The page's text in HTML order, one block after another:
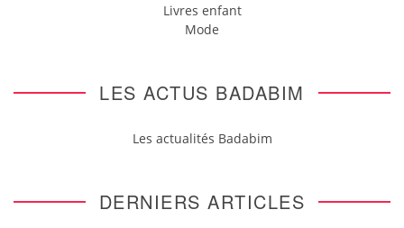
Livres enfant
Mode
LES ACTUS BADABIM
Les actualités Badabim
DERNIERS ARTICLES